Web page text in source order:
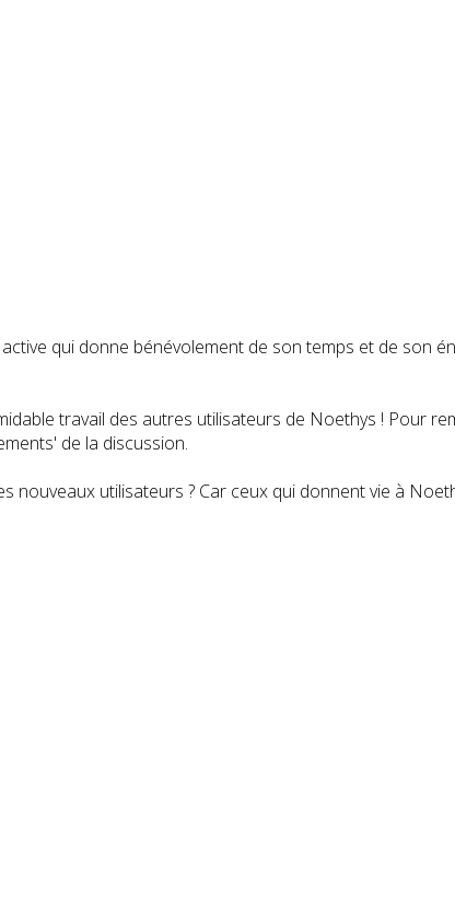
qui donne bénévolement de son temps et de son
travail des autres utilisateurs de Noethys ! Pour
de la discussion.
utilisateurs ? Car ceux qui donnent vie à